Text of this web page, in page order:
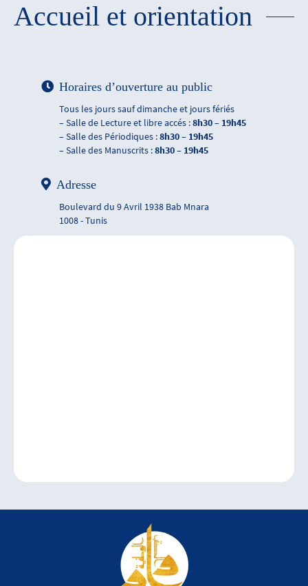
Accueil et orientation
Horaires d’ouverture au public
Tous les jours sauf dimanche et jours fériés
– Salle de Lecture et libre accés :8h30 – 19h45
– Salle des Périodiques :8h30 – 19h45
– Salle des Manuscrits :8h30 – 19h45
Adresse
Boulevard du 9 Avril 1938 Bab Mnara
1008 - Tunis